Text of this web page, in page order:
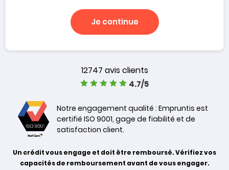
Je continue
12747 avis clients
4.7/5
Notre engagement qualité : Empruntis est
certifié ISO 9001, gage de fiabilité et de
satisfaction client.
Un crédit vous engage et doit être remboursé. Vérifiez vos
capacités de remboursement avant de vous engager.